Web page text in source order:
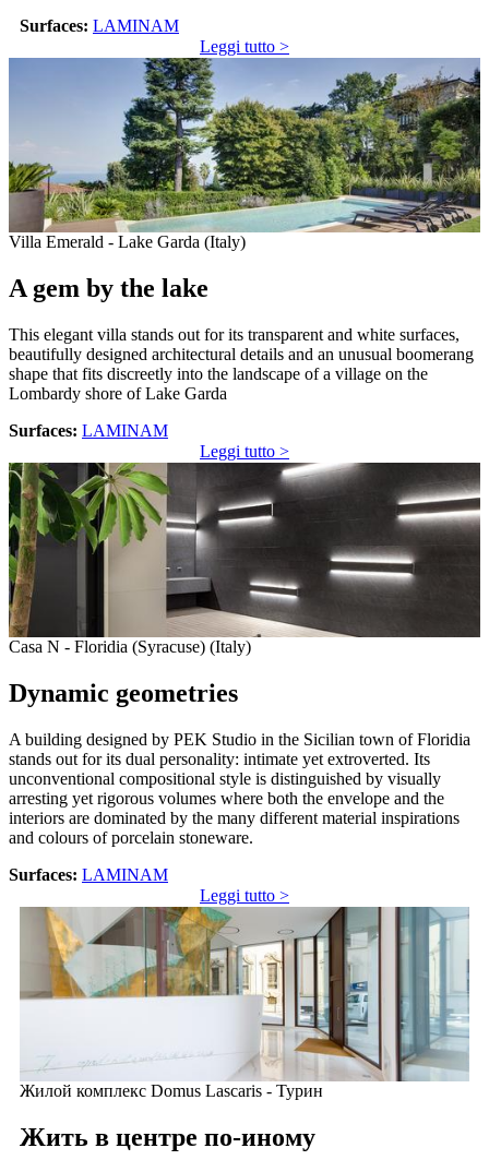
Surfaces: LAMINAM
Leggi tutto >
Villa Emerald - Lake Garda (Italy)
A gem by the lake
This elegant villa stands out for its transparent and white surfaces,
beautifully designed architectural details and an unusual boomerang
shape that fits discreetly into the landscape of a village on the
Lombardy shore of Lake Garda
Surfaces: LAMINAM
Leggi tutto >
Casa N - Floridia (Syracuse) (Italy)
Dynamic geometries
A building designed by PEK Studio in the Sicilian town of Floridia
stands out for its dual personality: intimate yet extroverted. Its
unconventional compositional style is distinguished by visually
arresting yet rigorous volumes where both the envelope and the
interiors are dominated by the many different material inspirations
and colours of porcelain stoneware.
Surfaces: LAMINAM
Leggi tutto >
Жилой комплекс Domus Lascaris - Турин
Жить в центре по-иному